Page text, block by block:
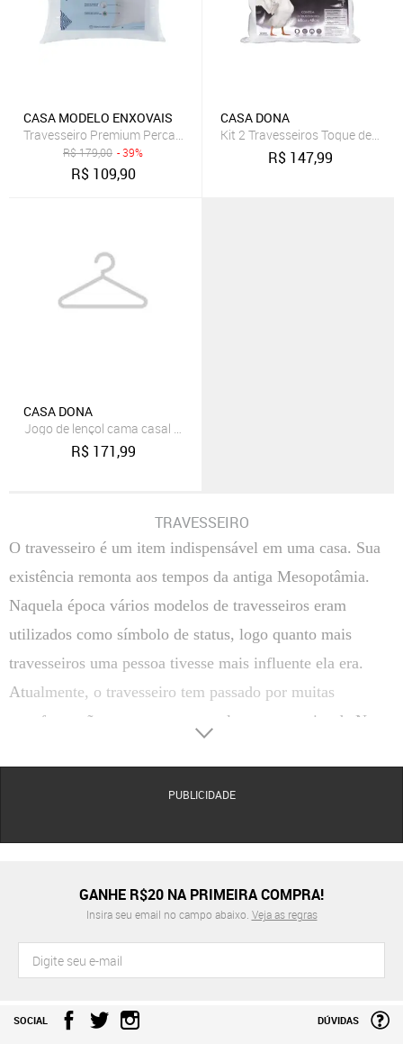
CASA MODELO ENXOVAIS
Travesseiro Premium Percal 500 Fios Pluma de Ganso Sintética
R$179,00 - 39%
R$ 109,90
CASA DONA
Kit 2 Travesseiros Toque de
R$ 147,99
CASA DONA
Jogo de lençol cama casal 400 fios 4 peças Ponto Palito prata
R$ 171,99
TRAVESSEIRO
O travesseiro é um item indispensável em uma casa. Sua
existência remonta aos tempos da antiga Mesopotâmia.
Naquela época vários modelos de travesseiros eram
utilizados como símbolo de status, logo quanto mais
travesseiros uma pessoa tivesse mais influente ela era.
Atualmente, o travesseiro tem passado por muitas
transformações, como por exemplo, o travesseiro da Nasa.
curvas naturais do corpo, e retorna à sua forma original
Além disso, é um produto com resistência garantida, que
oferece conforto e bem-estar ao consumidor mais
exigente. O material viscoelástico surgiu a partir de
PUBLICIDADE
GANHE R$20 NA PRIMEIRA COMPRA!
Insira seu email no campo abaixo. Veja as regras
SOCIAL DÚVIDAS